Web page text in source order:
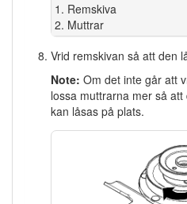
Remskiva
Muttrar
Vrid remskivan så att den
Note: Om det inte går att
lossa muttrarna mer så
kan låsas på plats.